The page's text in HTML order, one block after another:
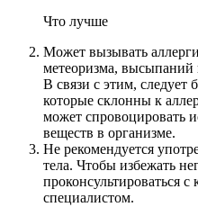
Что лучше
Может вызывать
метеоризма, высыпаний
В связи с этим,
которые склонны к
может спровоцировать
веществ в организме.
Не рекомендуется
тела. Чтобы избежать
проконсультироваться
специалистом.